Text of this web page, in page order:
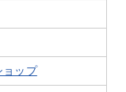
ョップ